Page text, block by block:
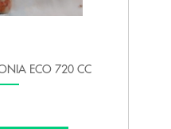
ECO 720 CC